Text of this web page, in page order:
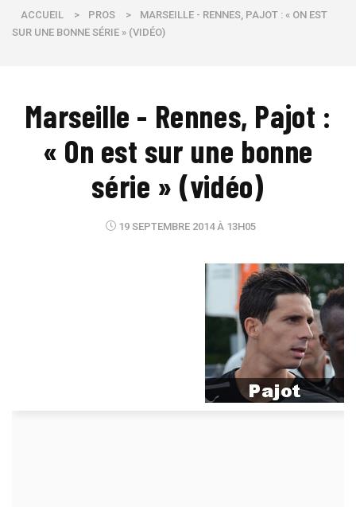
ACCUEIL > PROS >
MARSEILLE - RENNES, PAJOT : « ON EST
SUR UNE BONNE SÉRIE » (VIDÉO)
Marseille - Rennes, Pajot :
« On est sur une bonne
série » (vidéo)
19 SEPTEMBRE 2014 À 13H05